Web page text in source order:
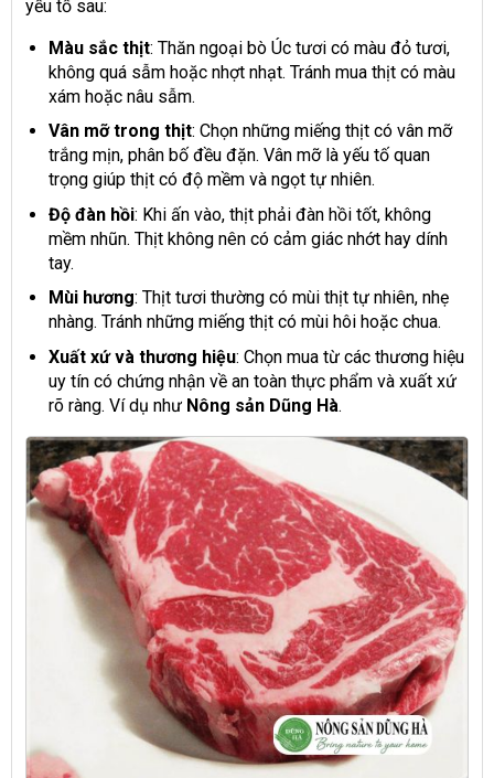
yếu tố sau:
Màu sắc thịt: Thăn ngoại bò Úc tươi có màu đỏ tươi,
không quá sẫm hoặc nhợt nhạt. Tránh mua thịt có màu
xám hoặc nâu sẫm.
Vân mỡ trong thịt: Chọn những miếng thịt có vân mỡ
trắng mịn, phân bố đều đặn. Vân mỡ là yếu tố quan
trọng giúp thịt có độ mềm và ngọt tự nhiên.
Độ đàn hồi: Khi ấn vào, thịt phải đàn hồi tốt, không
mềm nhũn. Thịt không nên có cảm giác nhớt hay dính
tay.
Mùi hương: Thịt tươi thường có mùi thịt tự nhiên, nhẹ
nhàng. Tránh những miếng thịt có mùi hôi hoặc chua.
Xuất xứ và thương hiệu: Chọn mua từ các thương hiệu
uy tín có chứng nhận về an toàn thực phẩm và xuất xứ
rõ ràng. Ví dụ như Nông sản Dũng Hà.